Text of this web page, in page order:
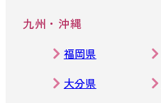
九州・沖縄
福岡県
大分県